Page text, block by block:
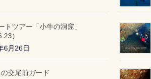
トツアー「小牛の洞窟」
）
6月26日
交尾前ガード